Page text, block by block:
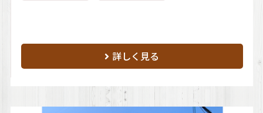
詳しく見る